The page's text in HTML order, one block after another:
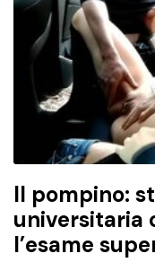
Il pompino:
universitaria
l’esame